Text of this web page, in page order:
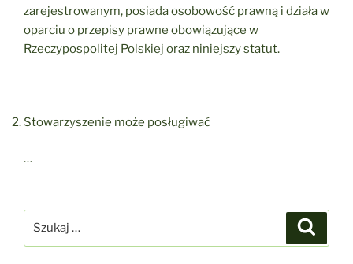
zarejestrowanym, posiada osobowość prawną i działa w
oparciu o przepisy prawne obowiązujące w
Rzeczypospolitej Polskiej oraz niniejszy statut.
Stowarzyszenie może posługiwać
…